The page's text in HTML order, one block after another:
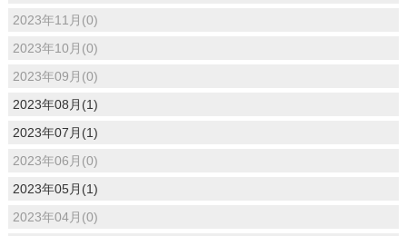
2023年11月(0)
2023年10月(0)
2023年09月(0)
2023年08月(1)
2023年07月(1)
2023年06月(0)
2023年05月(1)
2023年04月(0)